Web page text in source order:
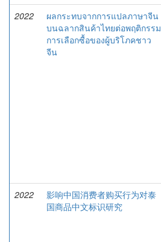
2022
ผลกระทบจากการแปลภาษาจีน
บนฉลากสินค้าไทยต่อพฤติกรรม
การเลือกซื้อของผู้บริโภคชาว
จีน
2022
影响中国消费者购买行为对泰
国商品中文标识研究